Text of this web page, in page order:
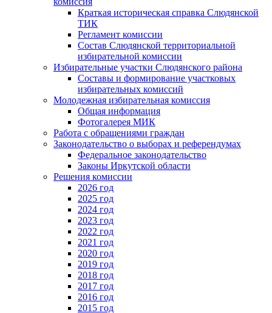
Краткая историческая справка Слюдянской
ТИК
Регламент комиссии
Состав Слюдянской территориальной
избирательной комиссии
Избирательные участки Слюдянского района
Составы и формирование участковых
избирательных комиссий
Молодежная избирательная комиссия
Общая информация
Фотогалерея МИК
Работа с обращениями граждан
Законодательство о выборах и референдумах
Федеральное законодательство
Законы Иркутской области
Решения комиссии
2026 год
2025 год
2024 год
2023 год
2022 год
2021 год
2020 год
2019 год
2018 год
2017 год
2016 год
2015 год